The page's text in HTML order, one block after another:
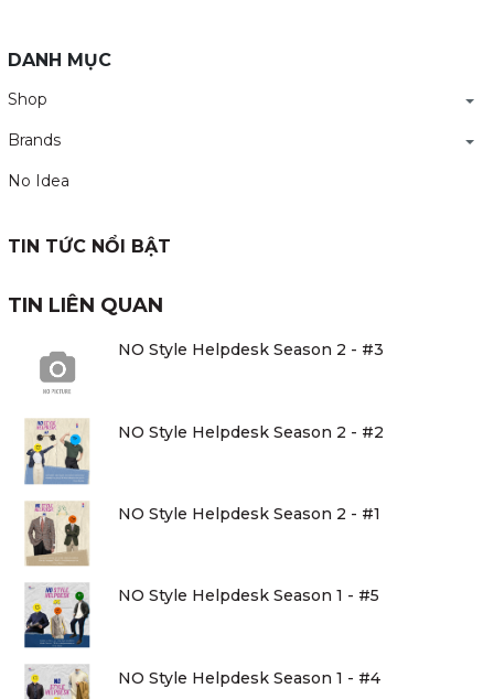
DANH MỤC
Shop
Brands
No Idea
TIN TỨC NỔI BẬT
TIN LIÊN QUAN
NO Style Helpdesk Season 2 - #3
NO Style Helpdesk Season 2 - #2
NO Style Helpdesk Season 2 - #1
NO Style Helpdesk Season 1 - #5
NO Style Helpdesk Season 1 - #4